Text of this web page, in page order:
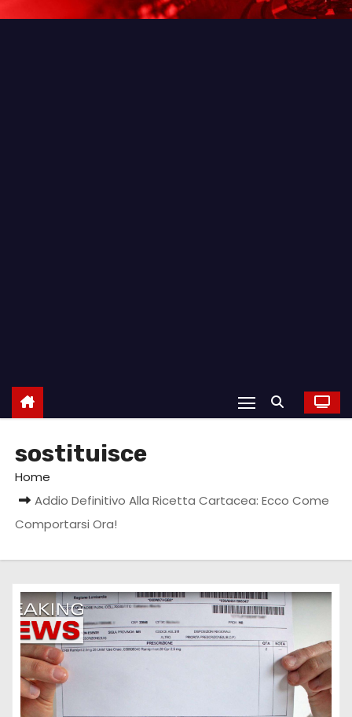
sostituisce
Home
Addio Definitivo Alla Ricetta Cartacea: Ecco Come
Comportarsi Ora!